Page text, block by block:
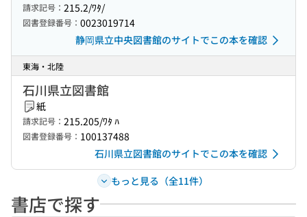
請求記号： 215.2/ﾜﾀ/
図書登録番号： 0023019714
静岡県立中央図書館のサイトでこの本を確認
東海・北陸
石川県立図書館
紙
請求記号： 215.205/ﾜﾀ ﾊ
図書登録番号： 100137488
石川県立図書館のサイトでこの本を確認
もっと見る（全11件）
書店で探す